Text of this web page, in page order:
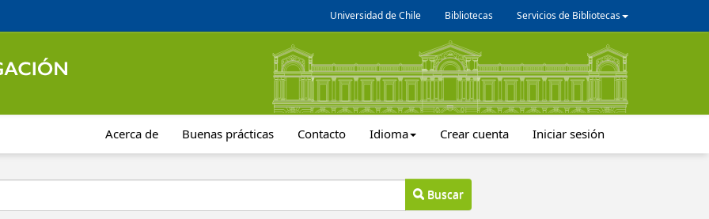
Universidad de Chile Bibliotecas Servicios de Bibliotecas
Acerca de Buenas prácticas Contacto Idioma Crear cuenta Iniciar sesión
Buscar